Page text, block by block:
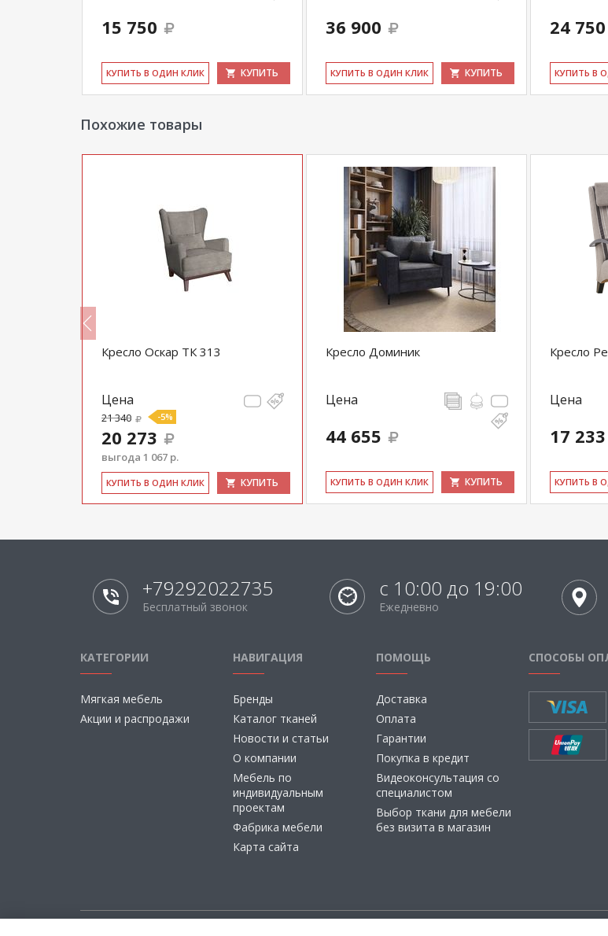
15 750
КУ­ПИТЬ В ОДИН КЛИК КУПИТЬ
36 900
КУ­ПИТЬ В ОДИН КЛИК КУПИТЬ
24 750
КУ­ПИТЬ В
Похожие товары
Кресло Оскар ТК 313
Цена
21 340 -5%
20 273
выгода 1 067 р.
КУ­ПИТЬ В ОДИН КЛИК КУПИТЬ
Кресло Доминик
Цена
44 655
КУ­ПИТЬ В ОДИН КЛИК КУПИТЬ
Кресло
Цена
17 233
КУ­ПИТЬ В
+79292022735
Бесплатный звонок
с 10:00 до 19:00
Ежедневно
КАТЕГОРИИ
Мягкая мебель
Акции и распродажи
НАВИГАЦИЯ
Бренды
Каталог тканей
Новости и статьи
О компании
Мебель по
индивидуальным
проектам
Фабрика мебели
Карта сайта
ПОМОЩЬ
Доставка
Оплата
Гарантии
Покупка в кредит
Видеоконсультация со
специалистом
Выбор ткани для мебели
без визита в магазин
СПОСОБЫ